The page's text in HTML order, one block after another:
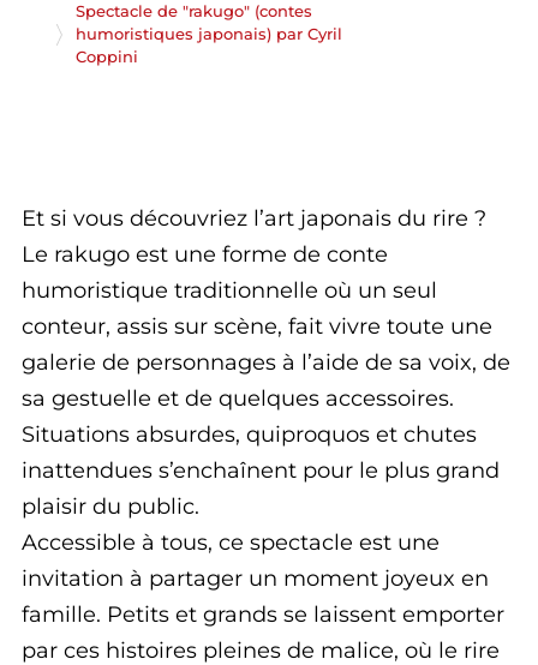
Spectacle de "rakugo" (contes
humoristiques japonais) par Cyril
Coppini
Et si vous découvriez l’art japonais du rire ?
Le rakugo est une forme de conte
humoristique traditionnelle où un seul
conteur, assis sur scène, fait vivre toute une
galerie de personnages à l’aide de sa voix, de
sa gestuelle et de quelques accessoires.
Situations absurdes, quiproquos et chutes
inattendues s’enchaînent pour le plus grand
plaisir du public.
Accessible à tous, ce spectacle est une
invitation à partager un moment joyeux en
famille. Petits et grands se laissent emporter
par ces histoires pleines de malice, où le rire